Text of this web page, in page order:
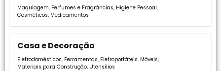
Maquiagem, Perfumes e Fragrâncias, Higiene Pessoal,
Cosméticos, Medicamentos
Casa e Decoração
Eletrodomésticos, Ferramentas, Eletroportáteis, Móveis,
Materiais para Construção, Utensílios